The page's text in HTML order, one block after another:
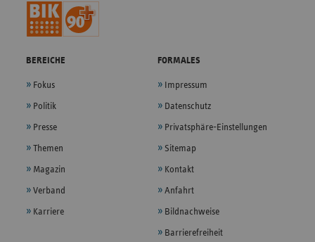
BEREICHE
Fokus
Politik
Presse
Themen
Magazin
Verband
Karriere
FORMALES
Impressum
Datenschutz
Privatsphäre-Einstellungen
Sitemap
Kontakt
Anfahrt
Bildnachweise
Barrierefreiheit